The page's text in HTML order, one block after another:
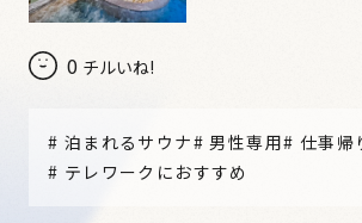
0 チルいね!
# 泊まれるサウナ#男性専用# 仕事帰
# テレワークにおすすめ